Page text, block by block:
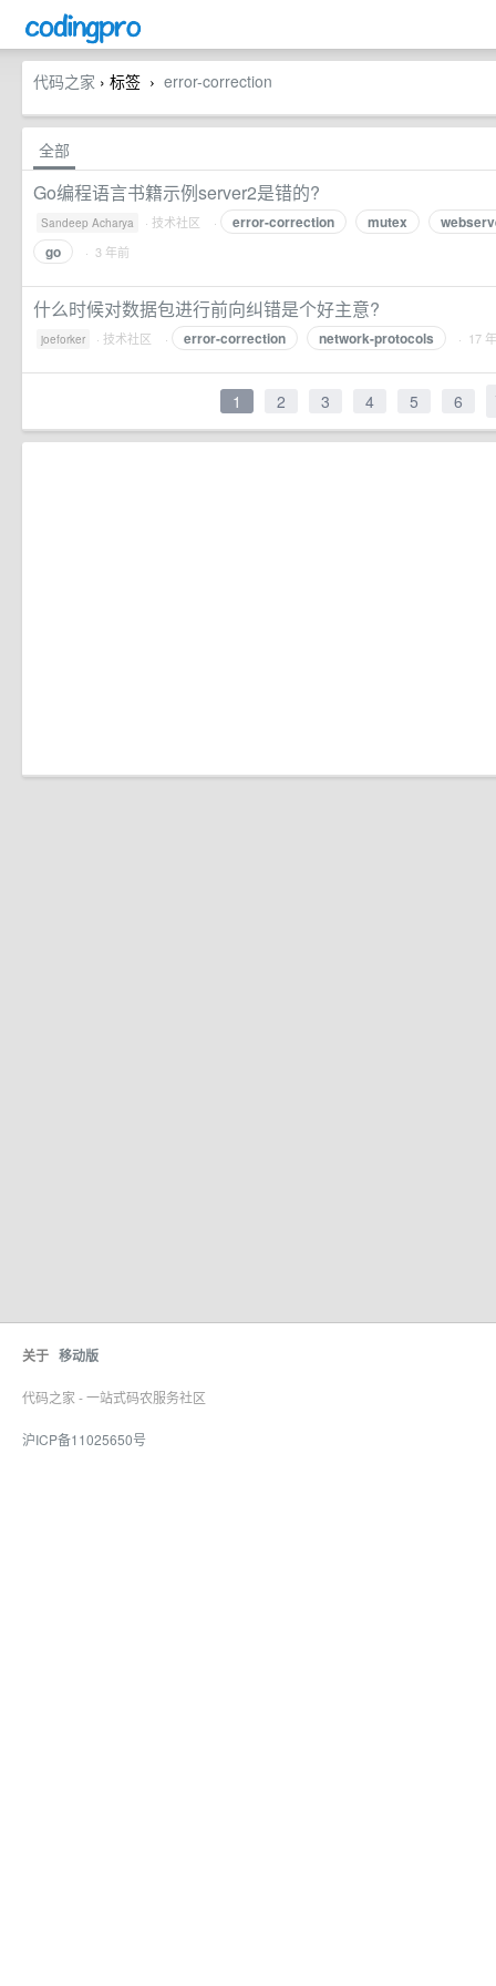
代码之家 › 标签 › error-correction
全部
Go编程语言书籍示例server2是错的?
Sandeep Acharya · 技术社区 · error-correction mutex
go
· 3 年前
什么时候对数据包进行前向纠错是个好主意?
joeforker · 技术社区 · error-correction network-protocols · 17
1 2 3 4 5 6
关于 移动版
代码之家 - 一站式码农服务社区
沪ICP备11025650号